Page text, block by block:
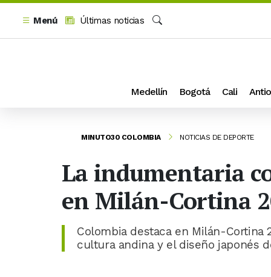
Menú
Últimas noticias
Medellín Bogotá Cali
MINUTO30 COLOMBIA NOTICIAS DE DEPORTE
La indumentaria
en Milán-Cortina
Colombia destaca en Milán-
cultura andina y el diseño japonés